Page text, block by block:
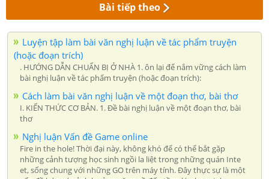
Bài tiếp theo
Luyện tập làm bài văn nghị luận về tác phẩm truyện
(hoặc đoạn trích)
. HƯỚNG DẪN CHUẨN BỊ Ở NHÀ 1. ôn lại để nắm vững cách làm
bài nghị luận về tác phẩm truyện (hoặc đoạn trích):
Cách làm bài văn nghị luận về một đoạn thơ, bài thơ
I. KIẾN THỨC CƠ BẢN. 1. Đề bài nghị luận về một đoạn thơ, bài
thơ
Nghị luận Vấn đề Game online
Fire in the hole! Thời đại này, không khó để có thể bắt gặp
những cảnh tượng học sinh ngồi la liệt trong những quán Inte
et, sống chung với những GO trên máy tính. Đây thực sự là một